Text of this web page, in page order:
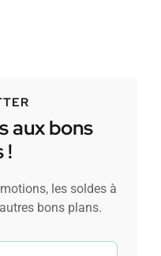
aux bons
!
les soldes à
bons plans.